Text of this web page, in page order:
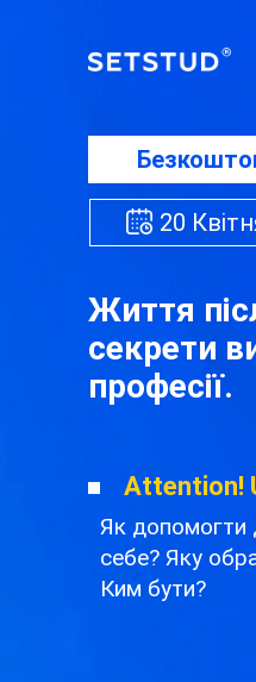
Як допомогти
себе? Яку
Ким бути?
Життя
секрети
професії.
20
Attention!